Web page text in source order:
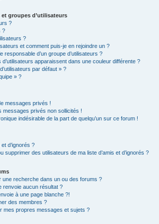
groupes d’utilisateurs
?
?
?
et comment puis-je en rejoindre un ?
responsable d’un groupe d’utilisateurs ?
apparaissent dans une couleur différente ?
par défaut » ?
» ?
messages privés !
messages privés non sollicités !
indésirable de la part de quelqu’un sur ce forum !
d’ignorés ?
supprimer des utilisateurs de ma liste d’amis et d’ignorés ?
une recherche dans un ou des forums ?
renvoie aucun résultat ?
à une page blanche ?!
des membres ?
mes propres messages et sujets ?